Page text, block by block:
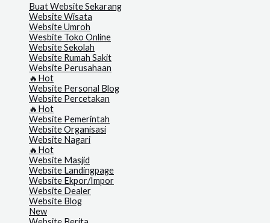
Buat Website Sekarang
Website Wisata
Website Umroh
Wesbite Toko Online
Website Sekolah
Website Rumah Sakit
Website Perusahaan
🔥Hot
Website Personal Blog
Website Percetakan
🔥Hot
Website Pemerintah
Website Organisasi
Website Nagari
🔥Hot
Website Masjid
Website Landingpage
Website Ekpor/Impor
Website Dealer
Website Blog
New